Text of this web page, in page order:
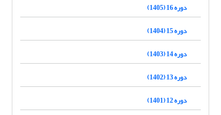
دوره 16 (1405)
دوره 15 (1404)
دوره 14 (1403)
دوره 13 (1402)
دوره 12 (1401)